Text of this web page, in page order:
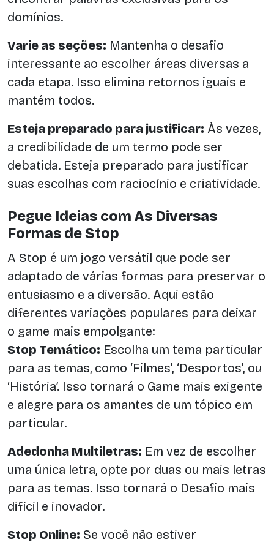
domínios.
Varie as seções: Mantenha o desafio
interessante ao escolher áreas diversas a
cada etapa. Isso elimina retornos iguais e
mantém todos.
Esteja preparado para justificar: Às vezes,
a credibilidade de um termo pode ser
debatida. Esteja preparado para justificar
suas escolhas com raciocínio e criatividade.
Pegue Ideias com As Diversas
Formas de Stop
A Stop é um jogo versátil que pode ser
adaptado de várias formas para preservar o
entusiasmo e a diversão. Aqui estão
diferentes variações populares para deixar
o game mais empolgante:
Stop Temático: Escolha um tema particular
para as temas, como ‘Filmes’, ‘Desportos’, ou
‘História’. Isso tornará o Game mais exigente
e alegre para os amantes de um tópico em
particular.
Adedonha Multiletras: Em vez de escolher
uma única letra, opte por duas ou mais letras
para as temas. Isso tornará o Desafio mais
difícil e inovador.
Stop Online: Se você não estiver